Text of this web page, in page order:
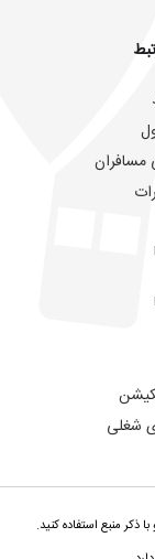
شغلی
منبع استفاده کنید.